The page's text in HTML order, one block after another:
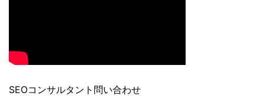
SEOコンサルタント問い合わせ